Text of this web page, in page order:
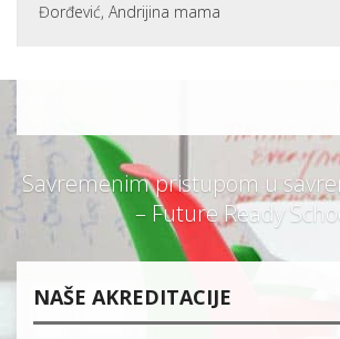
Đorđević, Andrijina mama
Savremenim pristupom u
– Future Ready
NAŠE AKREDITACIJE